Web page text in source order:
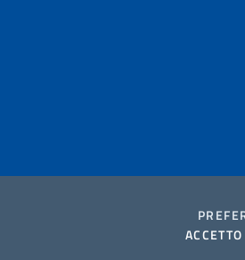
2026 Copyright Ministero degli